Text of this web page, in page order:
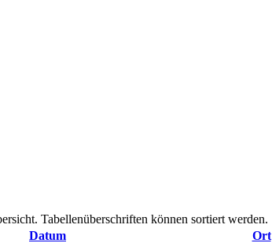
Tabellenüberschriften können sortiert werden.
Datum Ort